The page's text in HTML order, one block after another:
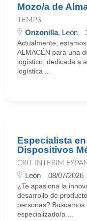
Mozo/a de
TEMPS
Onzonilla, León
Actualmente,
ALMACÉN para una
logístico, dedicada a
logística ...
Especialista
Dispositivos
CRIT INTERIM
León 08/07/2026
¿Te apasiona la
desarrollo de
personas?
especializado/a ...